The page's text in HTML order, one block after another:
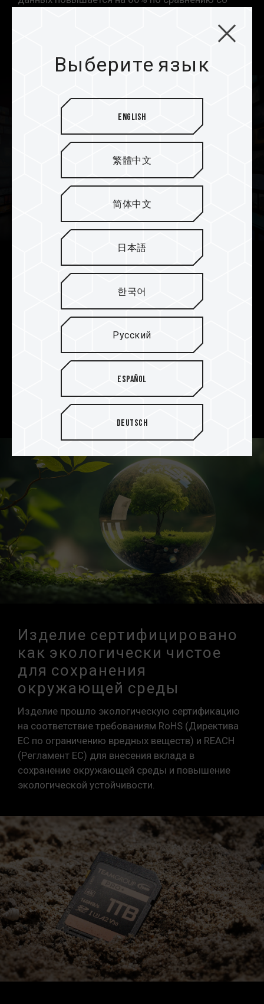
Возможность сохранения
своих прекрасных
моментов в невероятном
хранилище 1 ТБ
Предлагаются различные варианты хранилища
до 1 ТБ, что позволяет хранить на этой карте
памяти более 70 тысяч фотографий и около 30
тысяч минут видеоматериалов в формате 1080p
Изделие сертифицировано
как экологически чистое
для сохранения
окружающей среды
Изделие прошло экологическую сертификацию
на соответствие требованиям RoHS (Директива
ЕС по ограничению вредных веществ) и REACH
(Регламент ЕС) для внесения вклада в
сохранение окружающей среды и повышение
экологической устойчивости.
Выберите язык
English
繁體中文
简体中文
日本語
한국어
Русский
Español
Deutsch